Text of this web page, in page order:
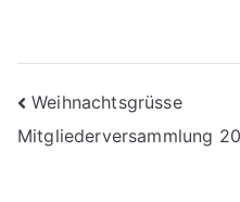
Weihnachtsgrüsse
Mitgliederversammlung